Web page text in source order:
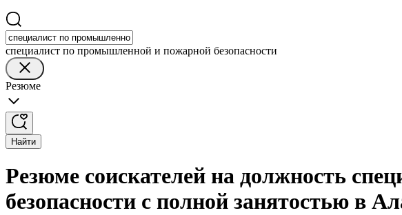
специалист по промышленной и пожарной безопасности
Резюме
Найти
Резюме соискателей на должность
безопасности с полной занятостью в